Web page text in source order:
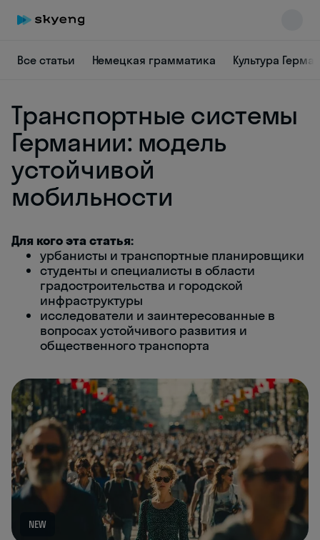
Все статьи Немецкая грамматика Культура
Транспортные системы
Германии: модель
устойчивой
мобильности
Для кого эта статья:
урбанисты и транспортные планировщики
студенты и специалисты в области
градостроительства и городской
инфраструктуры
исследователи и заинтересованные в
вопросах устойчивого развития и
общественного транспорта
NEW
Skyeng Chat
online